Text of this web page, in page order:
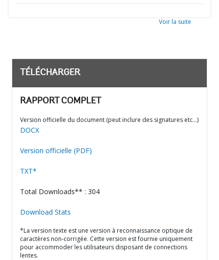
Voir la suite
TÉLÉCHARGER
RAPPORT COMPLET
Version officielle du document (peut inclure des signatures etc…)
DOCX
Version officielle (PDF)
TXT*
Total Downloads** : 304
Download Stats
*La version texte est une version à reconnaissance optique de
caractères non-corrigée. Cette version est fournie uniquement
pour accommoder les utilisateurs disposant de connections
lentes.